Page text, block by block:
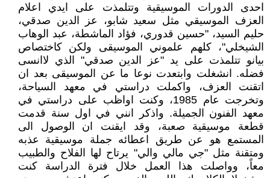
احدى الدورات الموسيقية وتتلمذت على ايدي اعلام
العزف الموسيقي مثل سعيد شابو، عز الدين صدقي،
حليم السيد، "حسين قدوري، فؤاد الماشطة، عبد الوهاب
الشيخلي"، كلهم علموني الموسيقى ولكن كاختصاص
بيانو تتلمذت على يد "عز الدين صدقي" الذي لاانسى
فضله. انشغلت وابتعدت نوعا ما عن الموسيقى بعد ان
اتقنت العزف، واكملت دراستي في معهد السياحة،
وتخرجت عام 1985، وكنت اواظب على دراستي في
معهد الفنون الجميلة. واذكر انني في اول سنة قدمت
قطعة موسيقية صعبة، وقد ايقنت ان الوصول الى
المستمع هو عن طريق اعطائه جملة موسيقية عذبه
ومتقنة مثل "جي مالي والي" يرتاح لها الفلاح والطبيب
معاً، وواصلت هذا العمل خلال فترة الدراسة كنت